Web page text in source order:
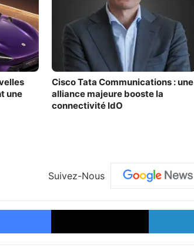
une
Cisco Tata Communications : une
alliance majeure booste la
connectivité IdO
Suivez-Nous
Facebook X